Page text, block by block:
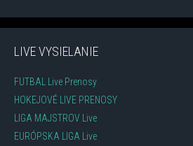
LIVE VYSIELANIE
FUTBAL Live Prenosy
HOKEJOVÉ LIVE PRENOSY
LIGA MAJSTROV Live
EURÓPSKA LIGA Live